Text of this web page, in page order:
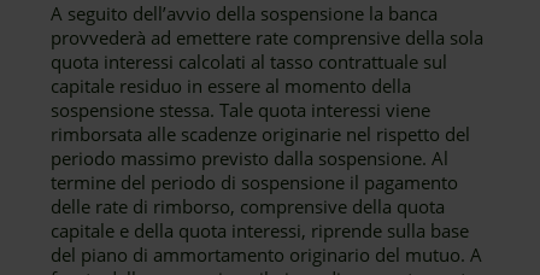
A seguito dell’avvio della sospensione la banca
provvederà ad emettere rate comprensive della sola
quota interessi calcolati al tasso contrattuale sul
capitale residuo in essere al momento della
sospensione stessa. Tale quota interessi viene
rimborsata alle scadenze originarie nel rispetto del
periodo massimo previsto dalla sospensione. Al
termine del periodo di sospensione il pagamento
delle rate di rimborso, comprensive della quota
capitale e della quota interessi, riprende sulla base
del piano di ammortamento originario del mutuo. A